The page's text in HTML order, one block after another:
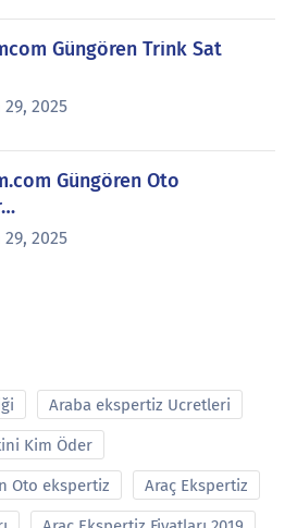
Güngören Trink Sat
2025
Güngören Oto
2025
Araba ekspertiz Ucretleri
Kim Öder
Oto ekspertiz Araç Ekspertiz